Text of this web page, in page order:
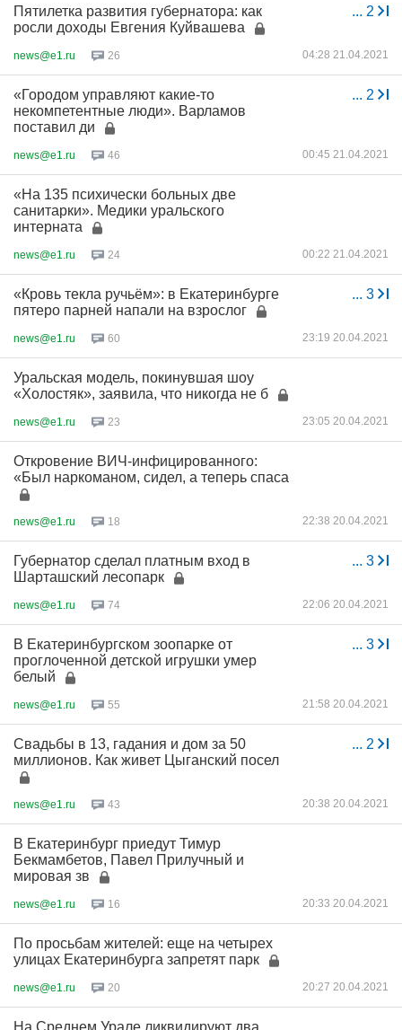
... 2
Пятилетка развития губернатора: как
росли доходы Евгения Куйвашева
news@e1.ru 26 04:28 21.04.2021
... 2
«Городом управляют какие-то
некомпетентные люди». Варламов
поставил ди
news@e1.ru 46 00:45 21.04.2021
«На 135 психически больных две
санитарки». Медики уральского
интерната
news@e1.ru 24 00:22 21.04.2021
... 3
«Кровь текла ручьём»: в Екатеринбурге
пятеро парней напали на взрослог
news@e1.ru 60 23:19 20.04.2021
Уральская модель, покинувшая шоу
«Холостяк», заявила, что никогда не б
news@e1.ru 23 23:05 20.04.2021
Откровение ВИЧ-инфицированного:
«Был наркоманом, сидел, а теперь спаса
news@e1.ru 18 22:38 20.04.2021
... 3
Губернатор сделал платным вход в
Шарташский лесопарк
news@e1.ru 74 22:06 20.04.2021
... 3
В Екатеринбургском зоопарке от
проглоченной детской игрушки умер
белый
news@e1.ru 55 21:58 20.04.2021
... 2
Свадьбы в 13, гадания и дом за 50
миллионов. Как живет Цыганский посел
news@e1.ru 43 20:38 20.04.2021
В Екатеринбург приедут Тимур
Бекмамбетов, Павел Прилучный и
мировая зв
news@e1.ru 16 20:33 20.04.2021
По просьбам жителей: еще на четырех
улицах Екатеринбурга запретят парк
news@e1.ru 20 20:27 20.04.2021
На Среднем Урале ликвидируют два